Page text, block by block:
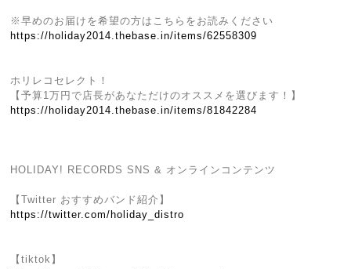
※早めのお届けを希望の方はこちらをお読みください
https://holiday2014.thebase.in/items/62558309
ホリレコセレクト！
【予算1万円で店長があなただけのオススメを選びます！】
https://holiday2014.thebase.in/items/81842284
HOLIDAY! RECORDS SNS & オンラインコンテンツ
【Twitter おすすめバンド紹介】
https://twitter.com/holiday_distro
【tiktok】